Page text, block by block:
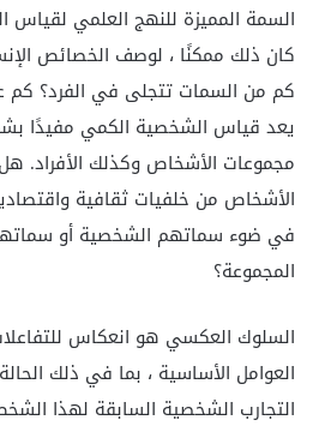
السمة المميزة للنهج العلمي
كان ذلك ممكنًا ، لوصف الخصائص
كم من السمات تتجلى في الفرد؟ كم
يعد قياس الشخصية الكمي مفيدًا
مجموعات الأشخاص وكذلك الأفراد.
الأشخاص من خلفيات ثقافية
في ضوء سماتهم الشخصية أو
المجموعة؟
السلوك العكسي هو انعكاس
العوامل الأساسية ، بما في ذلك
التجارب الشخصية السابقة لهذا